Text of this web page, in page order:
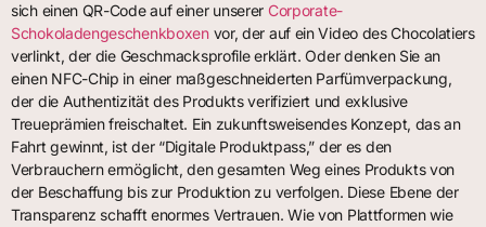
sich einen QR-Code auf einer unserer Corporate-
Schokoladengeschenkboxenvor, der auf ein Video des Chocolatiers
verlinkt, der die Geschmacksprofile erklärt. Oder denken Sie an
einen NFC-Chip in einer maßgeschneiderten Parfümverpackung,
der die Authentizität des Produkts verifiziert und exklusive
Treueprämien freischaltet. Ein zukunftsweisendes Konzept, das an
Fahrt gewinnt, ist der “Digitale Produktpass,” der es den
Verbrauchern ermöglicht, den gesamten Weg eines Produkts von
der Beschaffung bis zur Produktion zu verfolgen. Diese Ebene der
Transparenz schafft enormes Vertrauen. Wie von Plattformen wie